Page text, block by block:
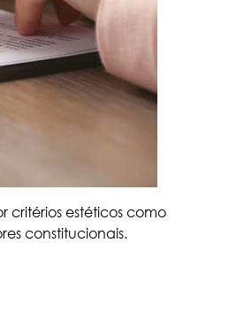
critérios estéticos como
constitucionais.